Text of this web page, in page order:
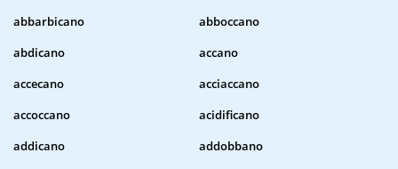
abbarbicano
abboccano
abdicano
accano
accecano
acciaccano
accoccano
acidificano
addicano
addobbano